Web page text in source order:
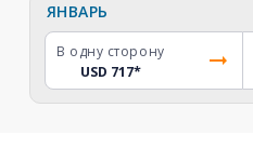
ЯНВАРЬ
В одну сторону
USD 717*